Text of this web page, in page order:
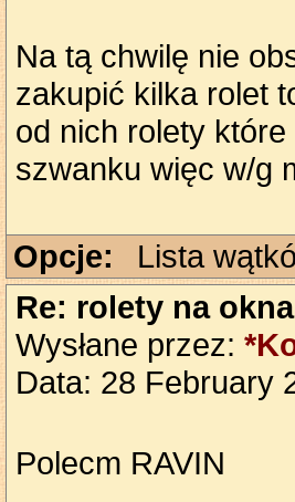
Na tą chwilę nie
zakupić kilka rolet
od nich rolety które
szwanku więc w/g
Opcje: Lista
Re: rolety na
Wysłane przez:
Data: 28 February
Polecm RAVIN